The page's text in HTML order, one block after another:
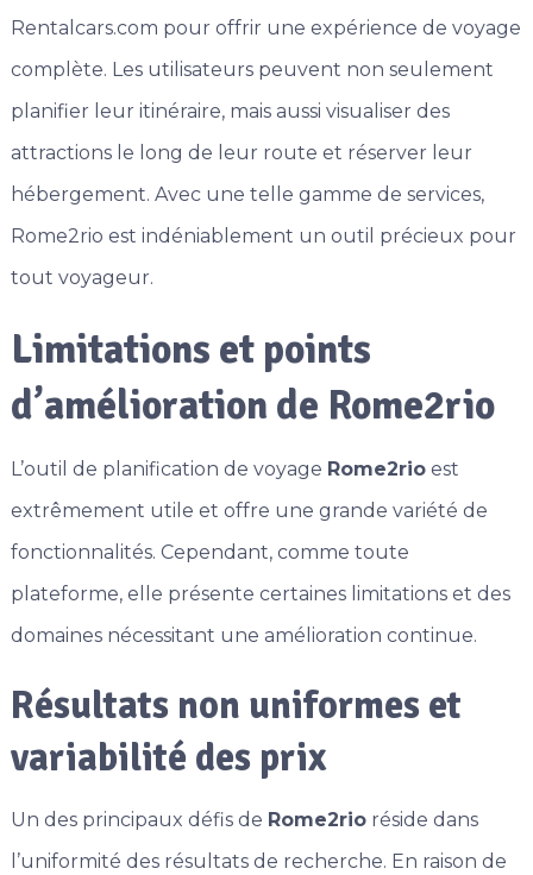
Rentalcars.com pour offrir une expérience de voyage
complète. Les utilisateurs peuvent non seulement
planifier leur itinéraire, mais aussi visualiser des
attractions le long de leur route et réserver leur
hébergement. Avec une telle gamme de services,
Rome2rio est indéniablement un outil précieux pour
tout voyageur.
Limitations et points
d’amélioration de Rome2rio
L’outil de planification de voyage Rome2rioest
extrêmement utile et offre une grande variété de
fonctionnalités. Cependant, comme toute
plateforme, elle présente certaines limitations et des
domaines nécessitant une amélioration continue.
Résultats non uniformes et
variabilité des prix
Un des principaux défis de Rome2rioréside dans
l’uniformité des résultats de recherche. En raison de